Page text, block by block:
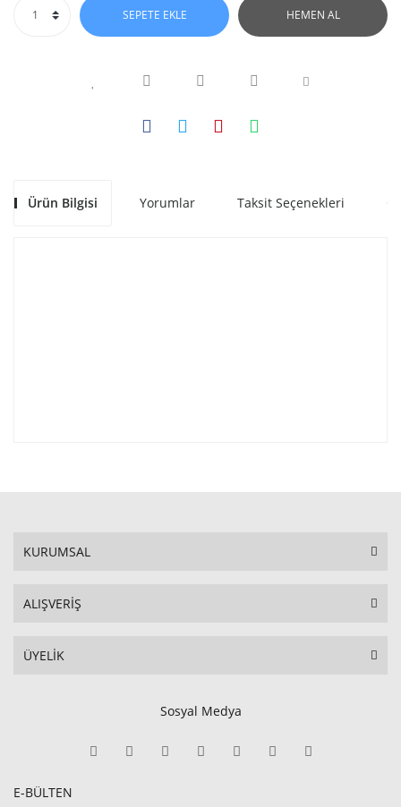
SEPETE EKLE HEMEN AL
Ürün Bilgisi Yorumlar Taksit Seçenekleri
KURUMSAL
ALIŞVERİŞ
ÜYELİK
Sosyal Medya
E-BÜLTEN